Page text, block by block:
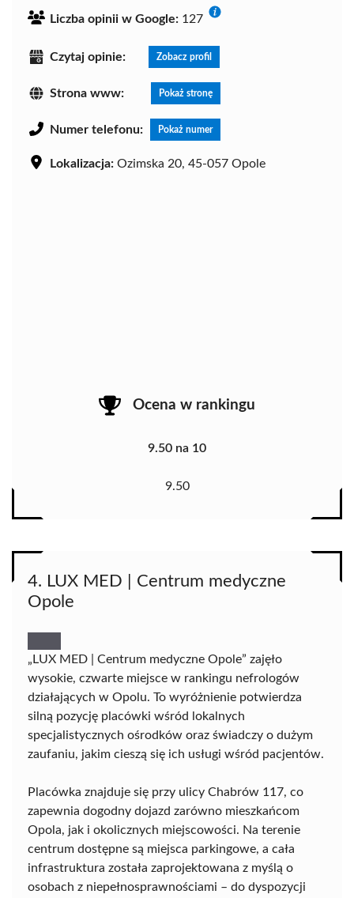
Liczba opinii w Google: 127
Czytaj opinie: Zobacz profil
Strona www: Pokaż stronę
Numer telefonu: Pokaż numer
Lokalizacja: Ozimska 20, 45-057 Opole
Ocena w rankingu
9.50 na 10
9.50
4. LUX MED | Centrum medyczne
Opole
„LUX MED | Centrum medyczne Opole” zajęło
wysokie, czwarte miejsce w rankingu nefrologów
działających w Opolu. To wyróżnienie potwierdza
silną pozycję placówki wśród lokalnych
specjalistycznych ośrodków oraz świadczy o dużym
zaufaniu, jakim cieszą się ich usługi wśród pacjentów.
Placówka znajduje się przy ulicy Chabrów 117, co
zapewnia dogodny dojazd zarówno mieszkańcom
Opola, jak i okolicznych miejscowości. Na terenie
centrum dostępne są miejsca parkingowe, a cała
infrastruktura została zaprojektowana z myślą o
osobach z niepełnosprawnościami – do dyspozycji